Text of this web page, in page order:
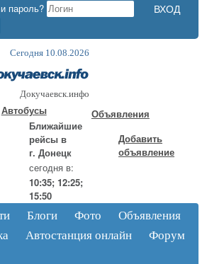
пароль?
Сегодня 10.08.2026
Докучаевск.инфо
Автобусы
Ближайшие
рейсы в
г. Донецк
сегодня в:
10:35; 12:25;
15:50
Объявления
Добавить
объявление
Блоги Фото
Объявления
Автостанция онлайн Форум